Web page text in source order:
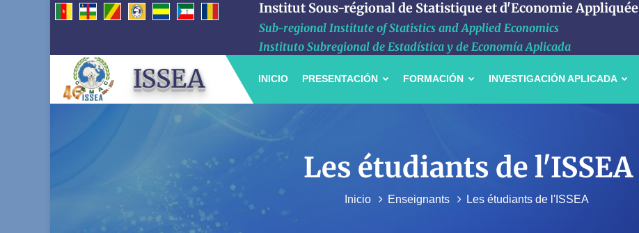
Institut Sous-régional de Statistique et d'Economie Appliquée
Sub-regional Institute of Statistics and Applied Economics
Instituto Subregional de Estadística y de Economía Aplicada
ISSEA INICIO PRESENTACIÓN FORMACIÓN INVESTIGACIÓN APLICADA
Les étudiants de l'ISSEA
Inicio Enseignants Les étudiants de l'ISSEA